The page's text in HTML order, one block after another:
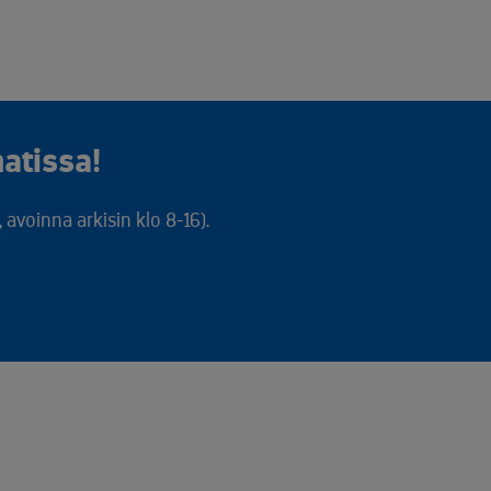
arkisin klo 8-16).